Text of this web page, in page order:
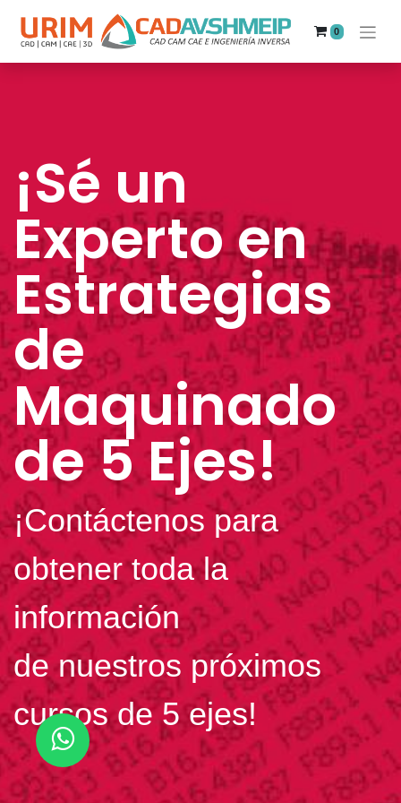
0
¡Sé un
Experto en
Estrategias
de
Maquinado
de 5 Ejes!
¡Contáctenos para
obtener toda la
información
de nuestros próximos
cursos de 5 ejes!